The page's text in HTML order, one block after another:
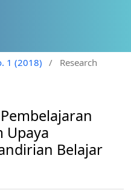
1 (2018) / Research
Upaya
Belajar